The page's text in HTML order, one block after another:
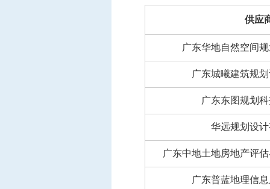
供应
广东华地自然空间
广东城曦建筑规
广东东图规划
华远规划设
广东中地土地房地产评
广东普蓝地理信